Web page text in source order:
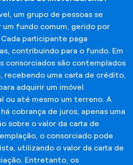
um grupo de pessoas se
um fundo comum, gerido por
participante paga
contribuindo para o fundo. Em
consorciados são contemplados
recebendo uma carta de crédito,
adquirir um imóvel
ou até mesmo um terreno. A
cobrança de juros, apenas uma
sobre o valor da carta de
o consorciado pode
utilizando o valor da carta de
Entretanto, os